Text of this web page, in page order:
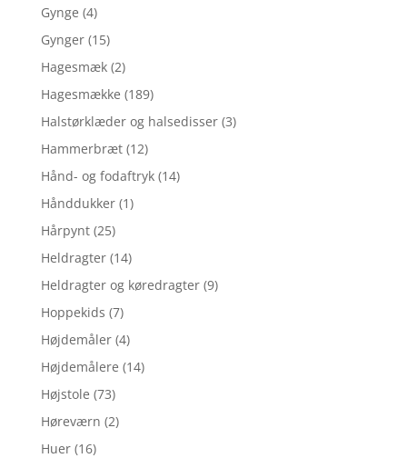
Gynge (4)
Gynger (15)
Hagesmæk (2)
Hagesmække (189)
Halstørklæder og halsedisser (3)
Hammerbræt (12)
Hånd- og fodaftryk (14)
Hånddukker (1)
Hårpynt (25)
Heldragter (14)
Heldragter og køredragter (9)
Hoppekids (7)
Højdemåler (4)
Højdemålere (14)
Højstole (73)
Høreværn (2)
Huer (16)